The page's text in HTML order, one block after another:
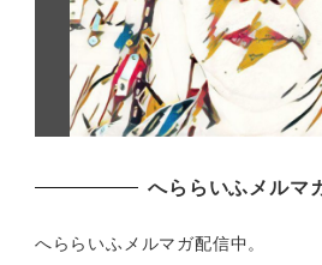
へららいふメルマ
へららいふメルマガ配信中。